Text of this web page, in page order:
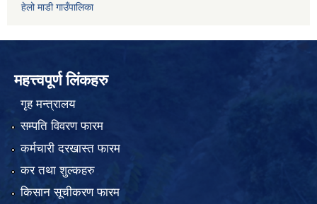
हेलो माडी गाउँपालिका
महत्त्वपूर्ण लिंकहरु
गृह मन्त्रालय
सम्पति विवरण फारम
कर्मचारी दरखास्त फारम
कर तथा शुल्कहरु
किसान सूचीकरण फारम